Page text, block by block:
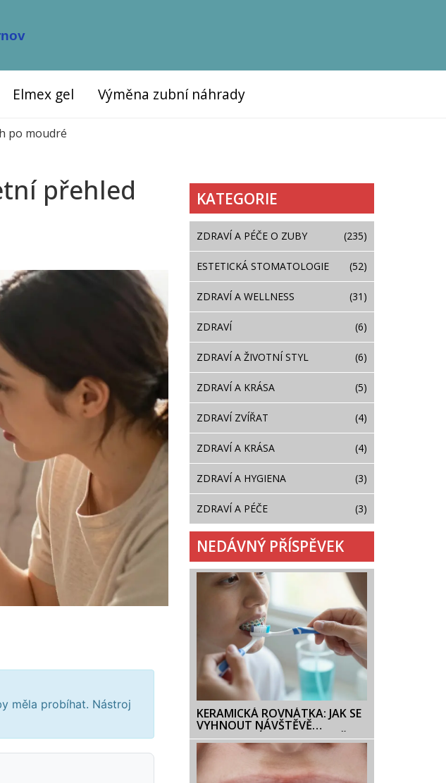
Elmex gel Výměna zubní náhrady
po moudré
přehled
měla probíhat. Nástroj
KATEGORIE
ZDRAVÍ A PÉČE O ZUBY (235)
ESTETICKÁ STOMATOLOGIE (52)
ZDRAVÍ A WELLNESS (31)
ZDRAVÍ (6)
ZDRAVÍ A ŽIVOTNÍ STYL (6)
ZDRAVÍ A KRÁSA (5)
ZDRAVÍ ZVÍŘAT (4)
ZDRAVÍ A KRÁSA (4)
ZDRAVÍ A HYGIENA (3)
ZDRAVÍ A PÉČE (3)
NEDÁVNÝ PŘÍSPĚVEK
KERAMICKÁ ROVNÁTKA: JAK SE
VYHNOUT NÁVŠTĚVĚ
ZDRAVOTNÍ SESTRY A UDRŽET
ÚSTA ZDRAVÁ